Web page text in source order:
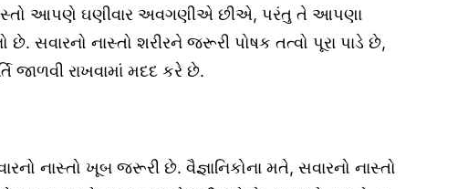
આપણે ઘણીવાર અવગણીએ છીએ, પરંતુ તે આપણા
સવારનો નાસ્તો શરીરને જરૂરી પોષક તત્વો પૂરા પાડે છે,
જાળવી રાખવામાં મદદ કરે છે.
નાસ્તો ખૂબ જરૂરી છે. વૈજ્ઞાનિકોના મતે, સવારનો નાસ્તો